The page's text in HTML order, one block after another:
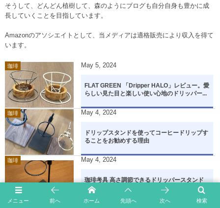
そうして、どんどん植樹して、森のようにブログも自分自身も豊かに成
長していくことを目指しています。
Amazonのアソシエイトとして、当メディアは適格販売により収入を得て
います。
珈琲 May 5, 2024
FLAT GREEN 「Dripper HALO」レビュー。愛
らしい見た目と楽しい使い心地のドリッパー...
珈琲 May 4, 2024
ドリップスタンドを使ってコーヒードリップす
ることをお勧めする理由
珈琲 May 4, 2024
珈琲考具 高さ調節できるドリッパースタンド
使用レビュー！ デザインも機能性もとても良
メニュー 検索
前へ ホーム 先頭へ 次へ